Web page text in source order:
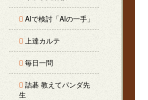
AIで検討「AIの一手」
上達カルテ
毎日一問
詰碁 教えてパンダ先
生